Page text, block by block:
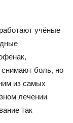
учёные
боль, но
из самых
лечении
так